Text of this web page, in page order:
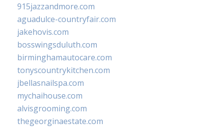
915jazzandmore.com
aguadulce-countryfair.com
jakehovis.com
bosswingsduluth.com
birminghamautocare.com
tonyscountrykitchen.com
jbellasnailspa.com
mychaihouse.com
alvisgrooming.com
thegeorginaestate.com